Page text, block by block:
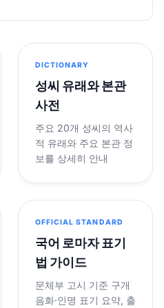
DICTIONARY
성씨 유래와 본관
사전
주요 20개 성씨의 역사
적 유래와 주요 본관 정
보를 상세히 안내
OFFICIAL STANDARD
국어 로마자 표기
법 가이드
문체부 고시 기준 구개
음화·인명 표기 요약, 출